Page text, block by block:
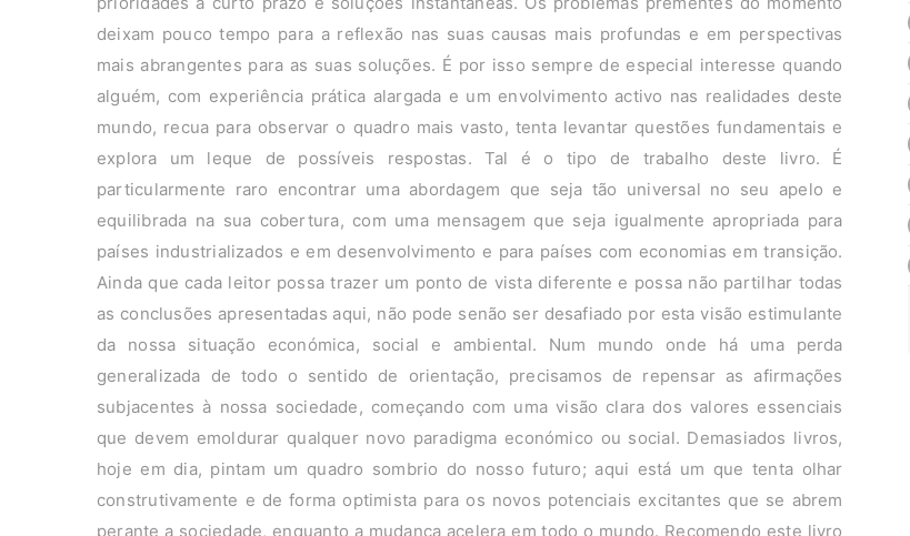
deixam pouco tempo para a reflexão nas suas causas mais profundas e em perspectivas
mais abrangentes para as suas soluções. É por isso sempre de especial interesse quando
alguém, com experiência prática alargada e um envolvimento activo nas realidades deste
mundo, recua para observar o quadro mais vasto, tenta levantar questões fundamentais e
explora um leque de possíveis respostas. Tal é o tipo de trabalho deste livro. É
particularmente raro encontrar uma abordagem que seja tão universal no seu apelo e
equilibrada na sua cobertura, com uma mensagem que seja igualmente apropriada para
países industrializados e em desenvolvimento e para países com economias em transição.
Ainda que cada leitor possa trazer um ponto de vista diferente e possa não partilhar todas
as conclusões apresentadas aqui, não pode senão ser desafiado por esta visão estimulante
da nossa situação económica, social e ambiental. Num mundo onde há uma perda
generalizada de todo o sentido de orientação, precisamos de repensar as afirmações
subjacentes à nossa sociedade, começando com uma visão clara dos valores essenciais
que devem emoldurar qualquer novo paradigma económico ou social. Demasiados livros,
hoje em dia, pintam um quadro sombrio do nosso futuro; aqui está um que tenta olhar
construtivamente e de forma optimista para os novos potenciais excitantes que se abrem
perante a sociedade, enquanto a mudança acelera em todo o mundo. Recomendo este livro